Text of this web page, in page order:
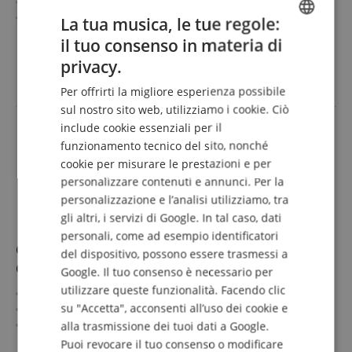
Colore: Rosso
Materiale: Nylon
Non adatta per arpe "Avora"!
mostra di più
4,99 €
Classic Cantabile 0,028 blue Corda Singola per Arpa
Celtica
Diametro: 0,028"
Lunghezza: 45 cm
Colore: Blu
Materiale: Nylon
mostra di più
ENGLISH
ITALIAN
SPANISH
La tua musica, le tue regole:
il tuo consenso in materia di
privacy.
Per offrirti la migliore esperienza possibile
sul nostro sito web, utilizziamo i cookie. Ciò
include cookie essenziali per il
funzionamento tecnico del sito, nonché
cookie per misurare le prestazioni e per
personalizzare contenuti e annunci. Per la
personalizzazione e l’analisi utilizziamo, tra
gli altri, i servizi di Google. In tal caso, dati
personali, come ad esempio identificatori
del dispositivo, possono essere trasmessi a
Google. Il tuo consenso è necessario per
utilizzare queste funzionalità. Facendo clic
su "Accetta", acconsenti all’uso dei cookie e
alla trasmissione dei tuoi dati a Google.
Puoi revocare il tuo consenso o modificare